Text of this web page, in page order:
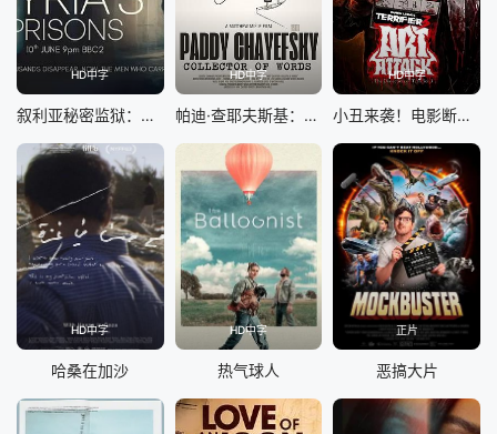
HD中字
叙利亚秘密监狱：幸存者的控诉
HD中字
帕迪·查耶夫斯基：字词收藏家
HD中字
小丑来袭！电影断魂小丑3幕后剖析
HD中字
哈桑在加沙
HD中字
热气球人
正片
恶搞大片